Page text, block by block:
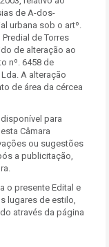
de A-dos-
urbana sob o artº.
de Torres
de alteração ao
nº. 6458 de
A alteração
de área da cércea
para
Câmara
ou sugestões
a publicitação,
o presente Edital e
lugares de estilo,
através da página